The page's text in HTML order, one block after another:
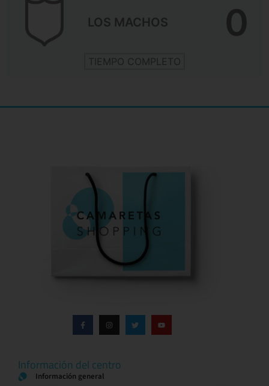
LOS MACHOS 0
TIEMPO COMPLETO
Información del centro
Información general